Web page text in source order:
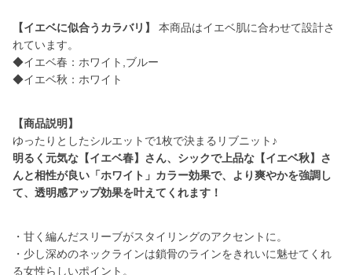
【イエベに似合うカラバリ】
本商品はイエベ肌に合わせて設計さ
れています。
◆イエベ春：ホワイト,ブルー
◆イエベ秋：ホワイト
【商品説明】
明るく元気な【イエベ春】さん、シックで上品な【イエベ秋】さ
んと相性が良い「ホワイト」カラー効果で、より爽やかを強調し
て、透明感アップ効果を叶えてくれます！
・甘く編んだスリーブがスタイリングのアクセントに。
・少し深めのネックラインは鎖骨のラインをきれいに魅せてくれ
る女性らしいポイント。